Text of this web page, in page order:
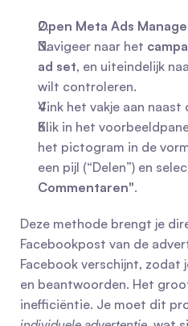
Open Meta Ads
Navigeer naar het
ad set, en uiteindelijk
wilt controleren.
Vink het vakje aan
Klik in het
het pictogram in de
een pijl (“Delen”) en
Commentaren".
Deze methode brengt je
Facebookpost van de
Facebook verschijnt, zodat
en beantwoorden. Het
inefficiëntie. Je moet dit